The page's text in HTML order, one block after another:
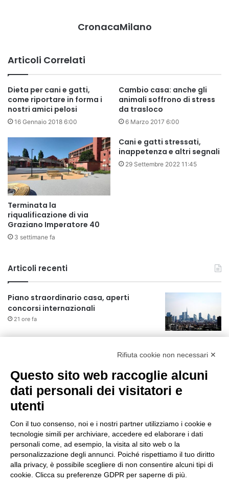
CronacaMilano
Articoli Correlati
Dieta per cani e gatti,
come riportare in forma i
nostri amici pelosi
16 Gennaio 2018 6:00
Cambio casa: anche gli
animali soffrono di stress
da trasloco
6 Marzo 2017 6:00
Terminata la
riqualificazione di via
Graziano Imperatore 40
3 settimane fa
Cani e gatti stressati,
inappetenza e altri segnali
29 Settembre 2022 11:45
Articoli recenti
Piano straordinario casa, aperti
concorsi internazionali
21 ore fa
Un nuovo modello di IA stima il volume
dei ghiacciai del pianeta
22 ore fa
Manutenzione strade, nel biennio
2026-27 investiti 56 milioni
2 giorni fa
Il codice segreto dei neuroni: la
Rifiuta cookie non necessari ✕
Questo sito web raccoglie alcuni
dati personali dei visitatori e
utenti
Con il tuo consenso, noi e i nostri partner utilizziamo i cookie e
tecnologie simili per archiviare, accedere ed elaborare i dati
personali come, ad esempio, la visita al sito web o la
personalizzazione degli annunci. Poiché rispettiamo il tuo diritto
alla privacy, è possibile scegliere di non consentire alcuni tipi di
cookie. Clicca su preferenze GDPR per saperne di più.